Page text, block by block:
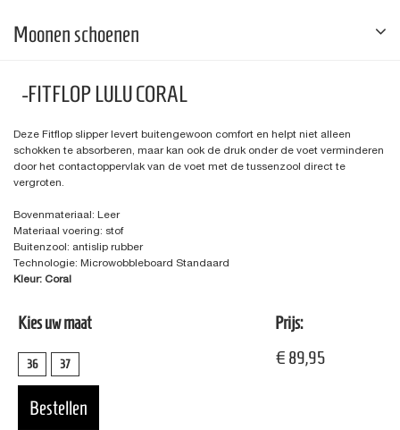
Moonen schoenen
-FITFLOP LULU CORAL
Deze Fitflop slipper levert buitengewoon comfort en helpt niet alleen
schokken te absorberen, maar kan ook de druk onder de voet verminderen
door het contactoppervlak van de voet met de tussenzool direct te
vergroten.
Bovenmateriaal: Leer
Materiaal voering: stof
Buitenzool: antislip rubber
Technologie: Microwobbleboard Standaard
Kleur: Coral
Kies uw maat
36 37
Prijs:
€ 89,95